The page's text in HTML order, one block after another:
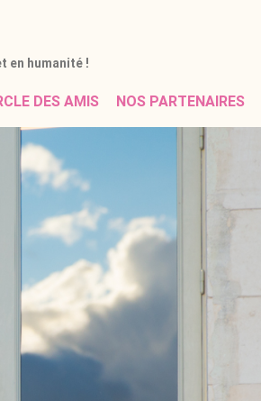
en humanité !
DES AMIS NOS PARTENAIRES